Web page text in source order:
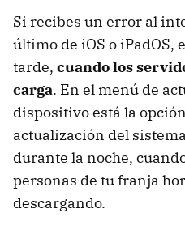
Si recibes un error al
último de iOS o iPadOS,
tarde, cuando los
carga. En el menú de
dispositivo está la
actualización del
durante la noche,
personas de tu franja
descargando.